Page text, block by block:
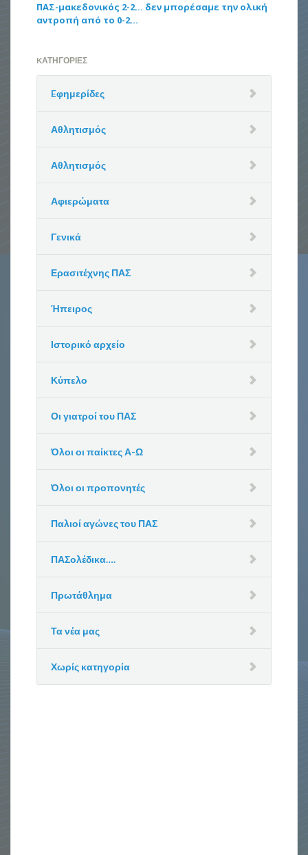
ΠΑΣ-μακεδονικός 2-2… δεν μπορέσαμε την ολική
αντροπή από το 0-2…
KΑΤΗΓΟΡΊΕΣ
Eφημερίδες
Αθλητισμός
Αθλητισμός
Αφιερώματα
Γενικά
Ερασιτέχνης ΠΑΣ
Ήπειρος
Ιστορικό αρχείο
Κύπελο
Οι γιατροί του ΠΑΣ
Όλοι οι παίκτες Α-Ω
Όλοι οι προπονητές
Παλιοί αγώνες του ΠΑΣ
ΠΑΣολέδικα….
Πρωτάθλημα
Τα νέα μας
Χωρίς κατηγορία